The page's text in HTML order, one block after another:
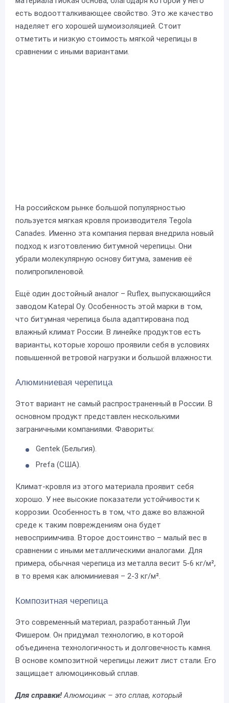
есть водоотталкивающее свойство. Это же качество
наделяет его хорошей шумоизоляцией. Стоит
отметить и низкую стоимость мягкой черепицы в
сравнении с иными вариантами.
На российском рынке большой популярностью
пользуется мягкая кровля производителя Tegola
Canades. Именно эта компания первая внедрила новый
подход к изготовлению битумной черепицы. Они
убрали молекулярную основу битума, заменив её
полипропиленовой.
Ещё один достойный аналог – Ruflex, выпускающийся
заводом Katepal Oy. Особенность этой марки в том,
что битумная черепица была адаптирована под
влажный климат России. В линейке продуктов есть
варианты, которые хорошо проявили себя в условиях
повышенной ветровой нагрузки и большой влажности.
Алюминиевая черепица
Этот вариант не самый распространенный в России. В
основном продукт представлен несколькими
заграничными компаниями. Фавориты:
Gentek (Бельгия).
Prefa (США).
Климат-кровля из этого материала проявит себя
хорошо. У нее высокие показатели устойчивости к
коррозии. Особенность в том, что даже во влажной
среде к таким повреждениям она будет
невосприимчива. Второе достоинство – малый вес в
сравнении с иными металлическими аналогами. Для
примера, обычная черепица из металла весит 5-6 кг/м²,
в то время как алюминиевая – 2-3 кг/м².
Композитная черепица
Это современный материал, разработанный Луи
Фишером. Он придумал технологию, в которой
объединена технологичность и долговечность камня.
В основе композитной черепицы лежит лист стали. Его
защищает алюмоцинковый сплав.
Для справки!Алюмоцинк – это сплав, который